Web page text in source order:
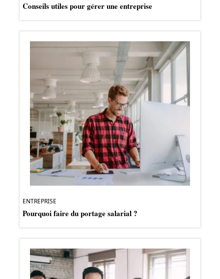
Conseils utiles pour gérer une entreprise
ENTREPRISE
Pourquoi faire du portage salarial ?